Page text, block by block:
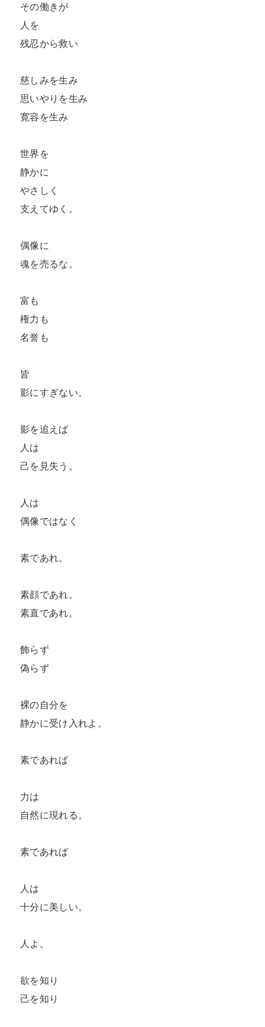
その働きが
人を
残忍から救い
慈しみを生み
思いやりを生み
寛容を生み
世界を
静かに
やさしく
支えてゆく。
偶像に
魂を売るな。
富も
権力も
名誉も
皆
影にすぎない。
影を追えば
人は
己を見失う。
人は
偶像ではなく
素であれ。
素顔であれ。
素直であれ。
飾らず
偽らず
裸の自分を
静かに受け入れよ。
素であれば
力は
自然に現れる。
素であれば
人は
十分に美しい。
人よ。
欲を知り
己を知り